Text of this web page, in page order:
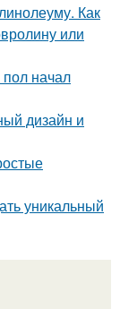
Как
или
пол начал
дизайн и
уникальный